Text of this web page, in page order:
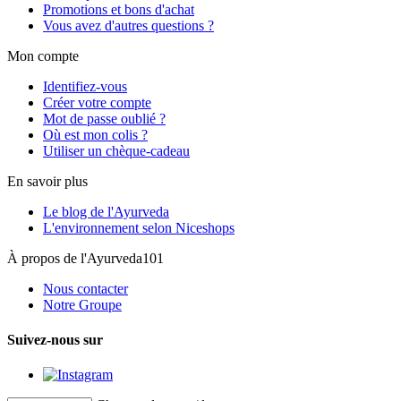
Promotions et bons d'achat
Vous avez d'autres questions ?
Mon compte
Identifiez-vous
Créer votre compte
Mot de passe oublié ?
Où est mon colis ?
Utiliser un chèque-cadeau
En savoir plus
Le blog de l'Ayurveda
L'environnement selon Niceshops
À propos de l'Ayurveda101
Nous contacter
Notre Groupe
Suivez-nous sur